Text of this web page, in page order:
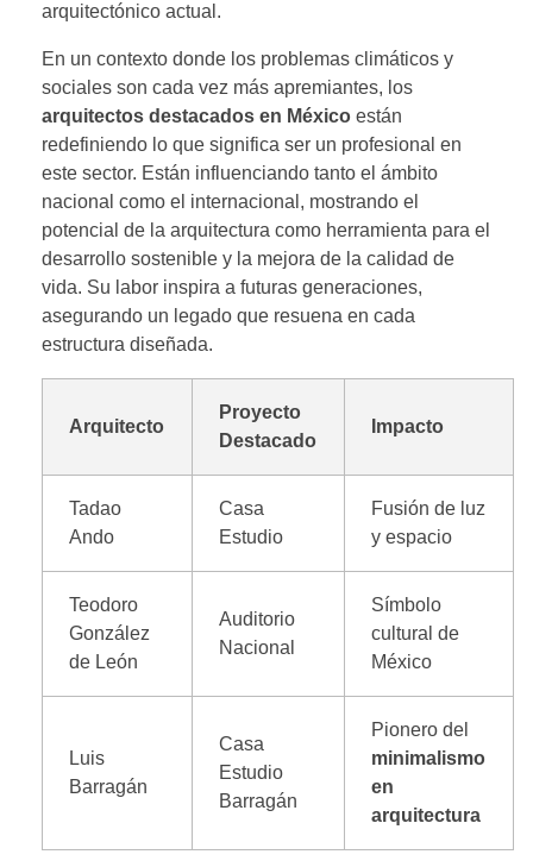
arquitectónico actual.
En un contexto donde los problemas climáticos y
sociales son cada vez más apremiantes, los
arquitectos destacados en México están
redefiniendo lo que significa ser un profesional en
este sector. Están influenciando tanto el ámbito
nacional como el internacional, mostrando el
potencial de la arquitectura como herramienta para el
desarrollo sostenible y la mejora de la calidad de
vida. Su labor inspira a futuras generaciones,
asegurando un legado que resuena en cada
estructura diseñada.
Arquitecto
Proyecto
Destacado
Impacto
Tadao
Ando
Casa
Estudio
Fusión de luz
y espacio
Teodoro
González
de León
Auditorio
Nacional
Símbolo
cultural de
México
Luis
Barragán
Casa
Estudio
Barragán
Pionero del
minimalismo
en
arquitectura